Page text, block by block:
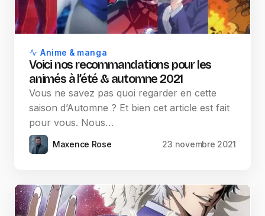
Anime & manga
Voici nos recommandations pour les
animés à l’été & automne 2021
Vous ne savez pas quoi regarder en cette
saison d’Automne ? Et bien cet article est fait
pour vous. Nous…
Maxence Rose 23 novembre 2021